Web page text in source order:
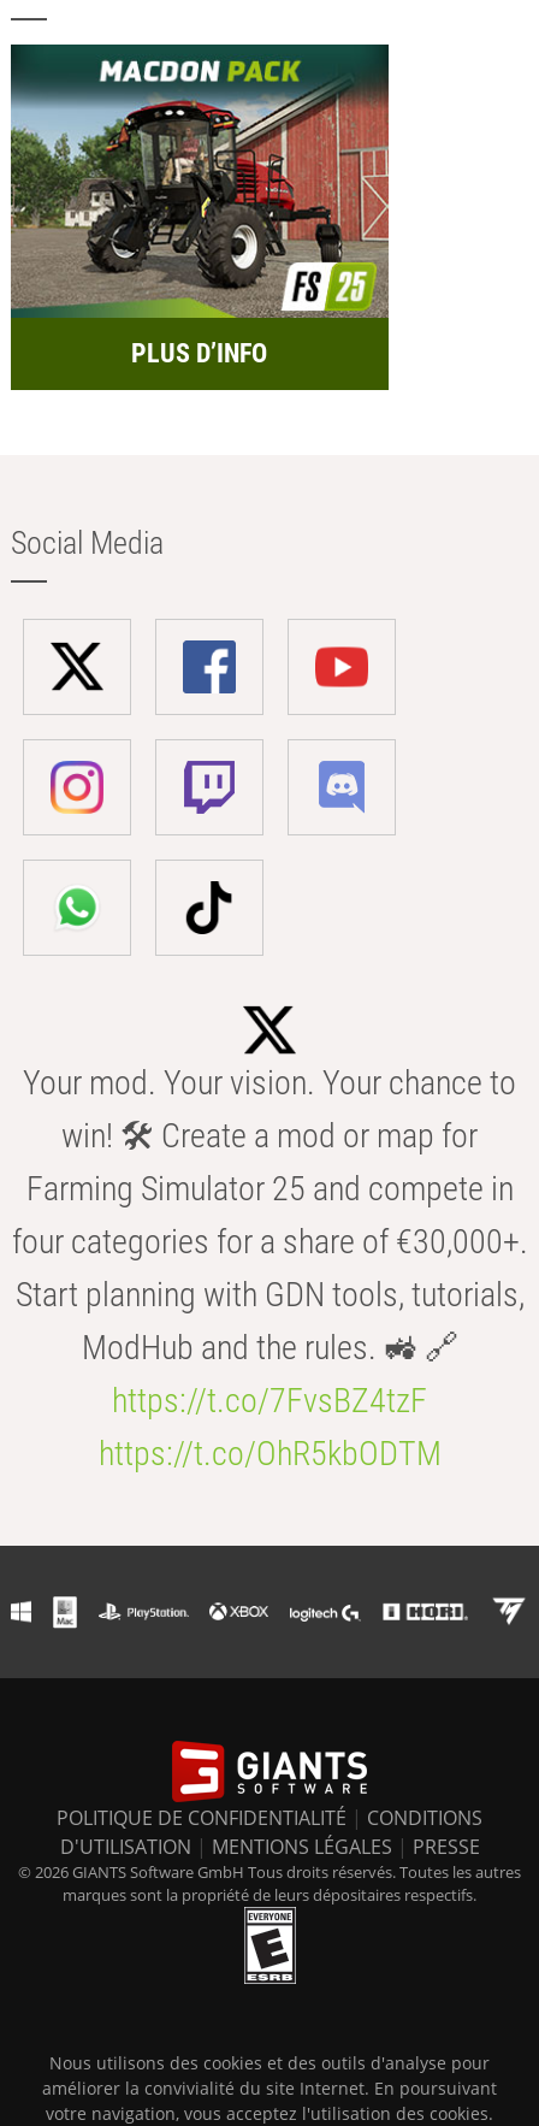
PLUS D’INFO
Social Media
Your mod. Your vision. Your chance to
win! 🛠️ Create a mod or map for
Farming Simulator 25 and compete in
four categories for a share of €30,000+.
Start planning with GDN tools, tutorials,
ModHub and the rules. 🚜 🔗
https://t.co/7FvsBZ4tzF
https://t.co/OhR5kbODTM
POLITIQUE DE CONFIDENTIALITÉ | CONDITIONS
D'UTILISATION | MENTIONS LÉGALES | PRESSE
© 2026 GIANTS Software GmbH Tous droits réservés. Toutes les autres
marques sont la propriété de leurs dépositaires respectifs.
Nous utilisons des cookies et des outils d'analyse pour
améliorer la convivialité du site Internet. En poursuivant
votre navigation, vous acceptez l'utilisation des cookies.